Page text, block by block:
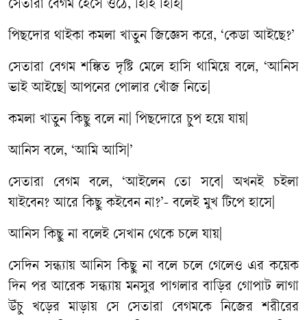
সেতারা বেগম হেসে ওঠে,হিহি হিহি|
পিছদোর থাইকা কমলা খাতুন জিজ্ঞেস করে, ‘কেডা আইছে?’
সেতারা বেগম শঙ্কিত দৃষ্টি মেলে হাসি থামিয়ে বলে, ‘আনিস
ভাই আইছে |আপনের পোলার খোঁজ নিতে
কমলা খাতুন কিছু বলে না |পিছদোরে চুপ হয়ে যায়|
আনিস বলে, ‘আমি আসি |’
সেতারা বেগম বলে, ‘আইলেন তো সবে |অখনই
চইলা
যাইবেন?আরে কিছু কইবেন না?’-বলেই মুখ টিপে হাসে
আনিস কিছু না বলেই সেখান থেকে চলে যায়|
সেদিন সন্ধ্যায় আনিস কিছু না বলে চলে গেলেও এর কয়েক
দিন পর আরেক সন্ধ্যায় মনসুর পাগলার বাড়ির গোপাট লাগা
উঁচু
খড়ের মাড়ায় সে সেতারা বেগমকে নিজের
শরীরের